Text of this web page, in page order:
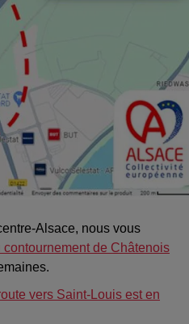
Alsace, nous vous
contournement de Châtenois
vers Saint-Louis est en